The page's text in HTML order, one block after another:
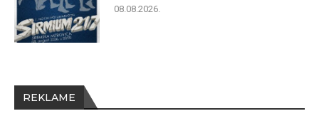
08.08.2026.
REKLAME